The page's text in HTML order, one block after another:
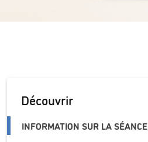
Découvrir
INFORMATION SUR LA SÉANCE